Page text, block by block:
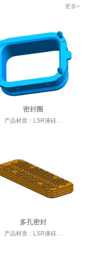
更多>
密封圈
产品材质：LSR液硅…
多孔密封
产品材质：LSR液硅…